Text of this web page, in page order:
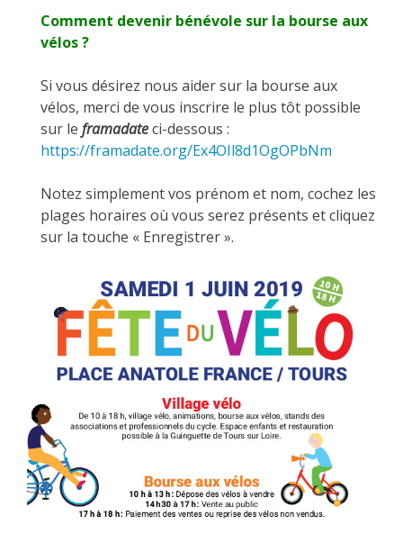
Comment devenir bénévole sur la bourse aux
vélos ?
Si vous désirez nous aider sur la bourse aux
vélos, merci de vous inscrire le plus tôt possible
sur le framadateci-dessous :
https://framadate.org/Ex4OIl8d1OgOPbNm
Notez simplement vos prénom et nom, cochez les
plages horaires où vous serez présents et cliquez
sur la touche « Enregistrer ».